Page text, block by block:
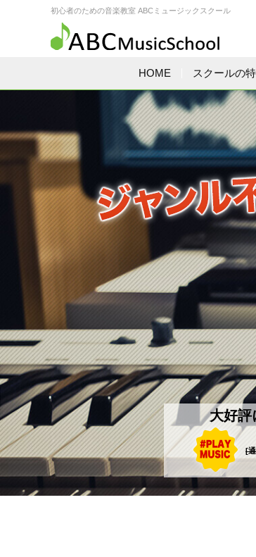
初心者のための音楽教室 ABCミュージックスクール
HOME スクールの
大好評
[